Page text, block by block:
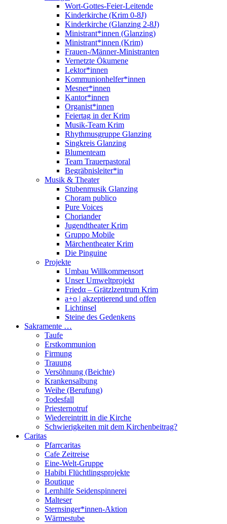
Wort-Gottes-Feier-Leitende
Kinderkirche (Krim 0-8J)
Kinderkirche (Glanzing 2-8J)
Ministrant*innen (Glanzing)
Ministrant*innen (Krim)
Frauen-/Männer-Ministranten
Vernetzte Ökumene
Lektor*innen
Kommunionhelfer*innen
Mesner*innen
Kantor*innen
Organist*innen
Feiertag in der Krim
Musik-Team Krim
Rhythmusgruppe Glanzing
Singkreis Glanzing
Blumenteam
Team Trauerpastoral
Begräbnisleiter*in
Musik & Theater
Stubenmusik Glanzing
Choram publico
Pure Voices
Choriander
Jugendtheater Krim
Gruppo Mobile
Märchentheater Krim
Die Pinguine
Projekte
Umbau Willkommensort
Unser Umweltprojekt
Friedα – Grätzlzentrum Krim
a+o | akzeptierend und offen
Lichtinsel
Steine des Gedenkens
Sakramente …
Taufe
Erstkommunion
Firmung
Trauung
Versöhnung (Beichte)
Krankensalbung
Weihe (Berufung)
Todesfall
Priesternotruf
Wiedereintritt in die Kirche
Schwierigkeiten mit dem Kirchenbeitrag?
Caritas
Pfarrcaritas
Cafe Zeitreise
Eine-Welt-Gruppe
Habibi Flüchtlingsprojekte
Boutique
Lernhilfe Seidenspinnerei
Malteser
Sternsinger*innen-Aktion
Wärmestube